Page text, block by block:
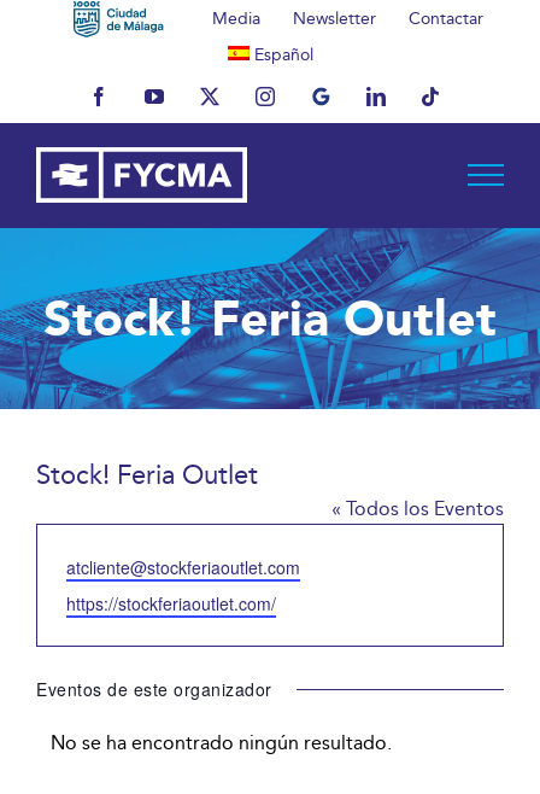
Media Newsletter
Contactar
Español
FacebookYouTubeX InstagramMyBusinessLinkedInTiktok
Stock! Feria Outlet
Stock! Feria Outlet
« Todos los Eventos
Email
atcliente@stockferiaoutlet.com
Website
https://stockferiaoutlet.com/
Eventos de este organizador
Aviso
No se ha encontrado ningún resultado.